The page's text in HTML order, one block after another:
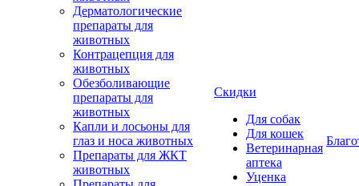
Дерматологические
препараты для
животных
Контрацепция для
животных
Обезболивающие
препараты для
животных
Капли и лосьоны для
глаз и носа животных
Препараты для ЖКТ
животных
Скидки
Для собак
Для кошек
Ветеринарная
аптека
Уценка